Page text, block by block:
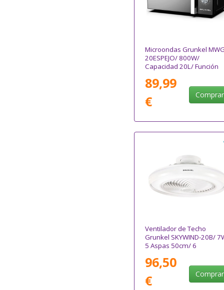
Microondas Grunkel
20ESPEJO/ 800W/
Capacidad 20L/ Función
89,99
€
Comprar
Ventilador de Techo
Grunkel SKYWIND-20B/
5 Aspas 50cm/ 6
96,50
€
Comprar